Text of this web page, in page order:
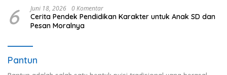
6 Juni 18, 2026 0 Komentar
Cerita Pendek Pendidikan Karakter untuk Anak SD dan
Pesan Moralnya
Pantun